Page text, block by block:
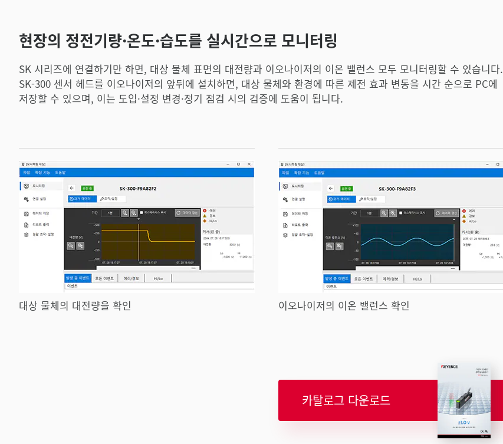
현장의 정전기량·온도·습도를 실시간으로 모니터링
SK 시리즈에 연결하기만 하면, 대상 물체 표면의 대전량과 이오나이저의 이온 밸런스 모두 모니터링할 수 있습니다.
SK-300 센서 헤드를 이오나이저의 앞뒤에 설치하면, 대상 물체와 환경에 따른 제전 효과 변동을 시간 순으로 PC에
저장할 수 있으며, 이는 도입·설정 변경·정기 점검 시의 검증에 도움이 됩니다.
대상 물체의 대전량을 확인 이오나이저의 이온 밸런스 확인
카탈로그 다운로드